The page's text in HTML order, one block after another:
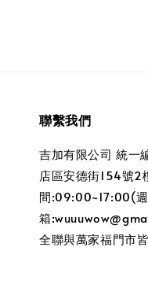
聯繫我們
吉加有限公司 統一
店區安德街154號
間:09:00~17:00(
箱
全聯與萬家福門市皆